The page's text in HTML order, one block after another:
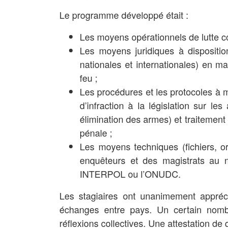
Le programme développé était :
Les moyens opérationnels de lutte
Les moyens juridiques à
nationales et internationales) en
feu ;
Les procédures et les protocoles à
d’infraction à la législation sur
élimination des armes) et
pénale ;
Les moyens techniques (fichiers,
enquêteurs et des magistrats au
INTERPOL ou l’ONUDC.
Les stagiaires ont unanimement
échanges entre pays. Un certain
réflexions collectives. Une attestation